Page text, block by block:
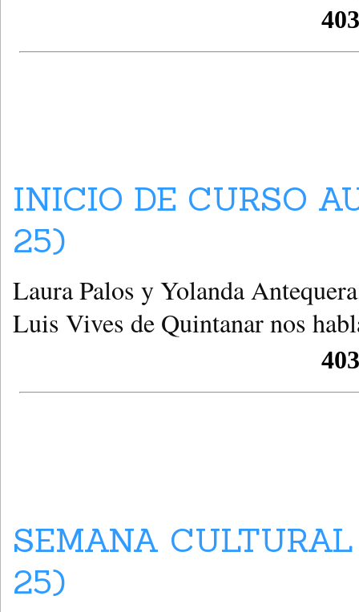
INICIO DE CURSO
25)
Laura Palos y Yolanda
Luis Vives de Quintanar nos
SEMANA
25)